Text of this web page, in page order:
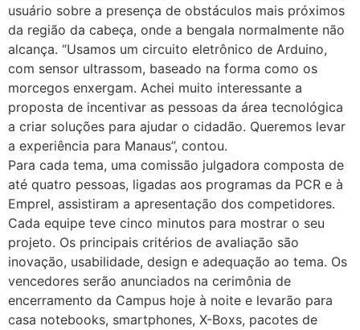
usuário sobre a presença de obstáculos mais próximos
da região da cabeça, onde a bengala normalmente não
alcança. “Usamos um circuito eletrônico de Arduino,
com sensor ultrassom, baseado na forma como os
morcegos enxergam. Achei muito interessante a
proposta de incentivar as pessoas da área tecnológica
a criar soluções para ajudar o cidadão. Queremos levar
a experiência para Manaus”, contou.
Para cada tema, uma comissão julgadora composta de
até quatro pessoas, ligadas aos programas da PCR e à
Emprel, assistiram a apresentação dos competidores.
Cada equipe teve cinco minutos para mostrar o seu
projeto. Os principais critérios de avaliação são
inovação, usabilidade, design e adequação ao tema. Os
vencedores serão anunciados na cerimônia de
encerramento da Campus hoje à noite e levarão para
casa notebooks, smartphones, X-Boxs, pacotes de